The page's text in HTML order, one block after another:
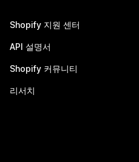
Shopify 지원 센터
API 설명서
Shopify 커뮤니티
리서치